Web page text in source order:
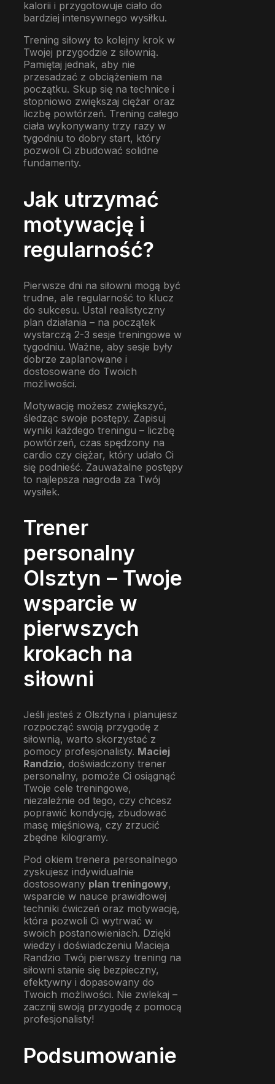
kalorii i przygotowuje ciało do
bardziej intensywnego wysiłku.
Trening siłowy to kolejny krok w
Twojej przygodzie z siłownią.
Pamiętaj jednak, aby nie
przesadzać z obciążeniem na
początku. Skup się na technice i
stopniowo zwiększaj ciężar oraz
liczbę powtórzeń. Trening całego
ciała wykonywany trzy razy w
tygodniu to dobry start, który
pozwoli Ci zbudować solidne
fundamenty.
Jak utrzymać
motywację i
regularność?
Pierwsze dni na siłowni mogą być
trudne, ale regularność to klucz
do sukcesu. Ustal realistyczny
plan działania – na początek
wystarczą 2-3 sesje treningowe w
tygodniu. Ważne, aby sesje były
dobrze zaplanowane i
dostosowane do Twoich
możliwości.
Motywację możesz zwiększyć,
śledząc swoje postępy. Zapisuj
wyniki każdego treningu – liczbę
powtórzeń, czas spędzony na
cardio czy ciężar, który udało Ci
się podnieść. Zauważalne postępy
to najlepsza nagroda za Twój
wysiłek.
Trener
personalny
Olsztyn – Twoje
wsparcie w
pierwszych
krokach na
siłowni
Jeśli jesteś z Olsztyna i planujesz
rozpocząć swoją przygodę z
siłownią, warto skorzystać z
pomocy profesjonalisty. Maciej
Randzio, doświadczony trener
personalny, pomoże Ci osiągnąć
Twoje cele treningowe,
niezależnie od tego, czy chcesz
poprawić kondycję, zbudować
masę mięśniową, czy zrzucić
zbędne kilogramy.
Pod okiem trenera personalnego
zyskujesz indywidualnie
dostosowany plan treningowy,
wsparcie w nauce prawidłowej
techniki ćwiczeń oraz motywację,
która pozwoli Ci wytrwać w
swoich postanowieniach. Dzięki
wiedzy i doświadczeniu Macieja
Randzio Twój pierwszy trening na
siłowni stanie się bezpieczny,
efektywny i dopasowany do
Twoich możliwości. Nie zwlekaj –
zacznij swoją przygodę z pomocą
profesjonalisty!
Podsumowanie